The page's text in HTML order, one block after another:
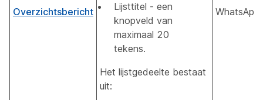
Overzichtsbericht
Lijsttitel - een
knopveld van
maximaal 20
tekens.
Het lijstgedeelte bestaat
uit:
WhatsApp